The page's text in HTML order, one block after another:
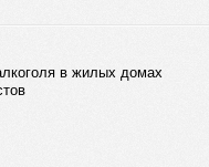
в жилых домах